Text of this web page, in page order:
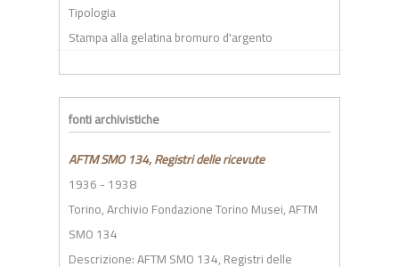
Tipologia
Stampa alla gelatina bromuro d'argento
fonti archivistiche
AFTM SMO 134, Registri delle ricevute
1936 - 1938
Torino, Archivio Fondazione Torino Musei, AFTM
SMO 134
Descrizione: AFTM SMO 134,Registri delle